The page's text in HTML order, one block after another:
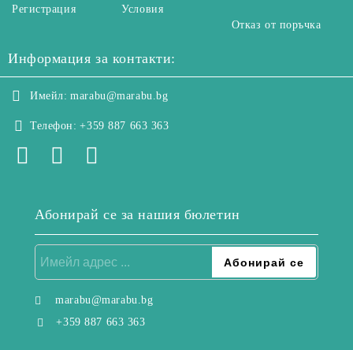
Регистрация Условия
Отказ от поръчка
Информация за контакти:
Имейл: marabu@marabu.bg
Телефон: +359 887 663 363
Абонирай се за нашия бюлетин
marabu@marabu.bg
+359 887 663 363